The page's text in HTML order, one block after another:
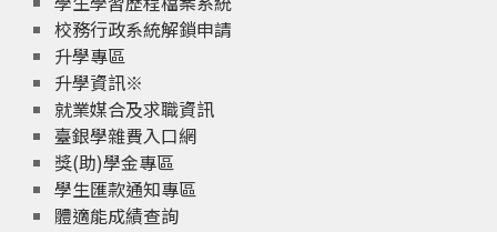
校務行政系統解鎖申請
升學專區
升學資訊※
就業媒合及求職資訊
臺銀學雜費入口網
獎(助)學金專區
學生匯款通知專區
體適能成績查詢